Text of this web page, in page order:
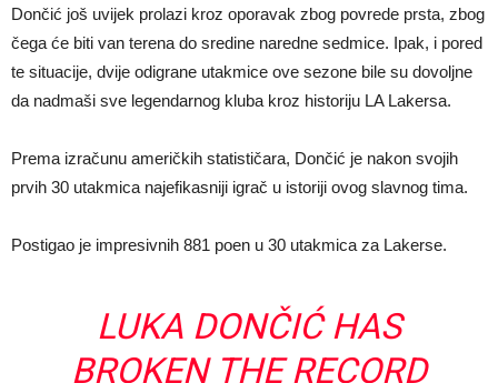
Dončić još uvijek prolazi kroz oporavak zbog povrede prsta, zbog
čega će biti van terena do sredine naredne sedmice. Ipak, i pored
te situacije, dvije odigrane utakmice ove sezone bile su dovoljne
da nadmaši sve legendarnog kluba kroz historiju LA Lakersa.
Prema izračunu američkih statističara, Dončić je nakon svojih
prvih 30 utakmica najefikasniji igrač u istoriji ovog slavnog tima.
Postigao je impresivnih 881 poen u 30 utakmica za Lakerse.
LUKA DONČIĆ HAS
BROKEN THE RECORD